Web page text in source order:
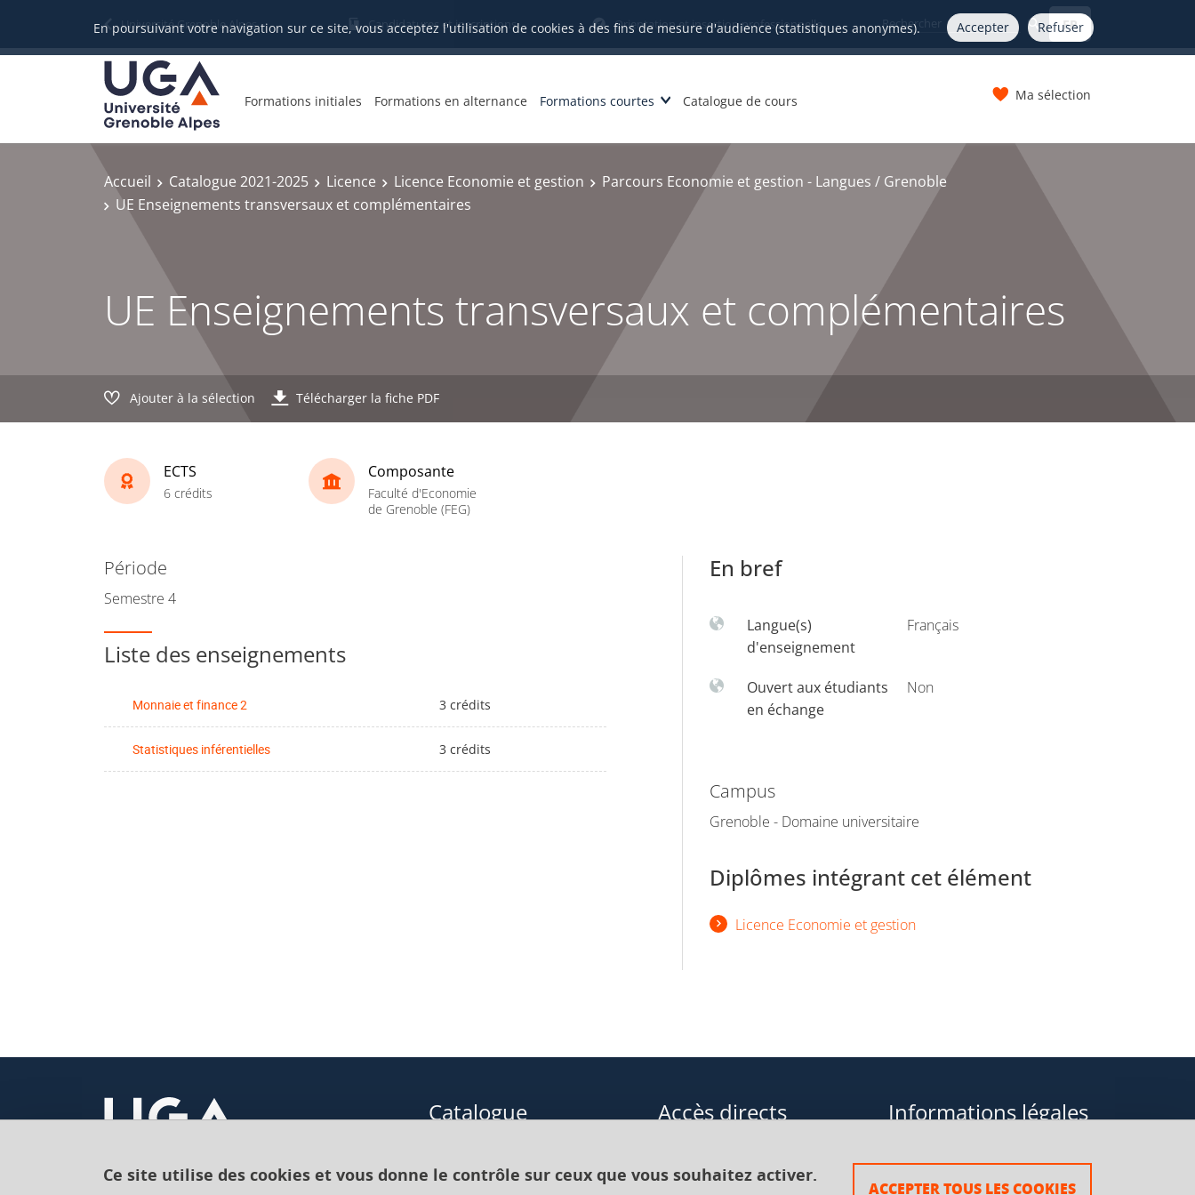
Ce site utilise des cookies et vous donne le contrôle sur ceux que vous souhaitez activer.
ACCEPTER TOUS LES COOKIES
En poursuivant votre navigation sur ce site, vous acceptez l'utilisation de cookies à des fins de mesure d'audience (statistiques anonymes). Accepter Refuser
Université Grenoble Alpes Candidatures et inscriptions Orientation et insertion professionnelle FR
Formations initiales Formations en alternance Formations courtes Catalogue de cours Ma sélection
Accueil Catalogue 2021-2025 Licence Licence Economie et gestion
Parcours Economie et gestion - Langues / Grenoble
UE Enseignements transversaux et complémentaires
UE Enseignements transversaux et complémentaires
Ajouter à la sélection Télécharger la fiche PDF
ECTS
6 crédits
Composante
Faculté d'Economie
de Grenoble (FEG)
Période
Semestre 4
Liste des enseignements
Monnaie et finance 2 3 crédits
Statistiques inférentielles 3 crédits
En bref
Langue(s)
d'enseignement
Français
Ouvert aux étudiants
en échange
Non
Campus
Grenoble - Domaine universitaire
Diplômes intégrant cet élément
Licence Economie et gestion
Catalogue Accès directs Informations légales
Plan du site